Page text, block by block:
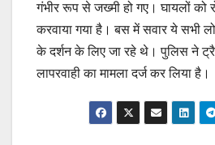
गंभीर रूप से जख्मी हो गए। घायलों को
करवाया गया है। बस में सवार ये सभी
के दर्शन के लिए जा रहे थे। पुलिस ने
लापरवाही का मामला दर्ज कर लिया है।